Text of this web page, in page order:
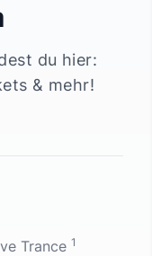
du hier:
& mehr!
Trance 1